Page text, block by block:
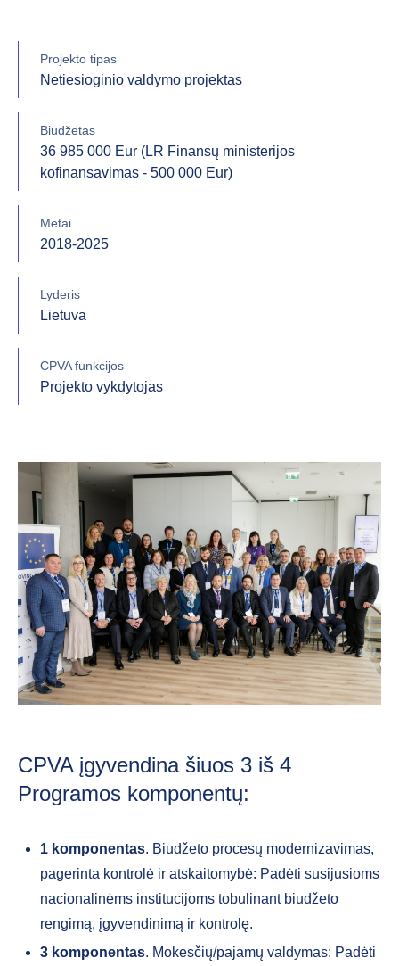
Projekto tipas
Netiesioginio valdymo projektas
Biudžetas
36 985 000 Eur (LR Finansų ministerijos
kofinansavimas - 500 000 Eur)
Metai
2018-2025
Lyderis
Lietuva
CPVA funkcijos
Projekto vykdytojas
CPVA įgyvendina šiuos 3 iš 4
Programos komponentų:
1 komponentas. Biudžeto procesų modernizavimas,
pagerinta kontrolė ir atskaitomybė: Padėti susijusioms
nacionalinėms institucijoms tobulinant biudžeto
rengimą, įgyvendinimą ir kontrolę.
3 komponentas. Mokesčių/pajamų valdymas: Padėti